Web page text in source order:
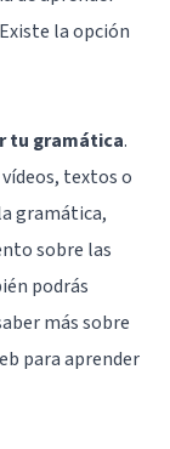
la opción
tu gramática.
textos o
gramática,
sobre las
podrás
más sobre
para aprender